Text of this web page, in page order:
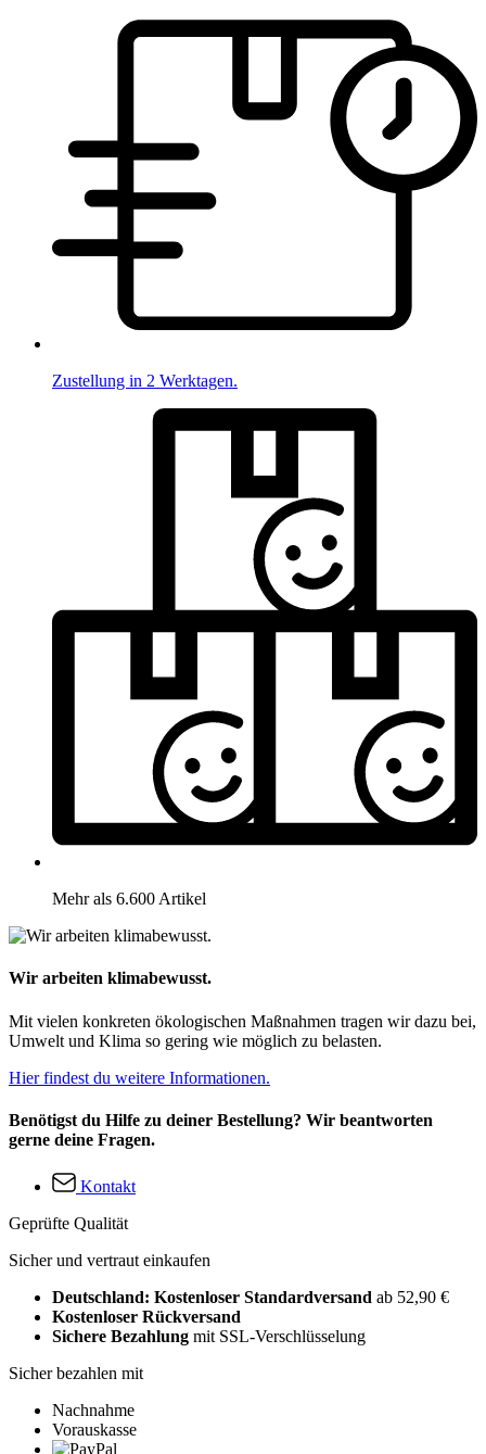
Zustellung in 2 Werktagen.
Mehr als 6.600 Artikel
Wir arbeiten klimabewusst.
Mit vielen konkreten ökologischen Maßnahmen tragen wir dazu bei,
Umwelt und Klima so gering wie möglich zu belasten.
Hier findest du weitere Informationen.
Benötigst du Hilfe zu deiner Bestellung? Wir beantworten
gerne deine Fragen.
Kontakt
Geprüfte Qualität
Sicher und vertraut einkaufen
Deutschland: Kostenloser Standardversand ab 52,90 €
Kostenloser Rückversand
Sichere Bezahlung mit SSL-Verschlüsselung
Sicher bezahlen mit
Nachnahme
Vorauskasse